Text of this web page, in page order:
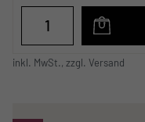
inkl. MwSt., zzgl. Versand